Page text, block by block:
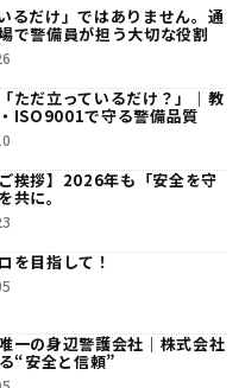
いるだけ」ではありません。通
で警備員が担う大切な役割
ただ立っているだけ？」｜教
ISO9001で守る警備品質
ご挨拶】2026年も「安全を守
共に。
を目指して！
一の身辺警護会社｜株式会社
“安全と信頼”